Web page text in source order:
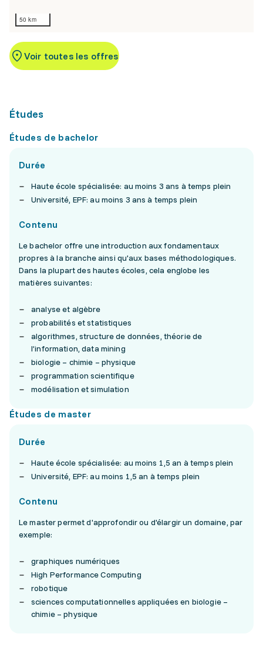
50 km
Voir toutes les offres
Études
Études de bachelor
Durée
Haute école spécialisée: au moins 3 ans à temps plein
Université, EPF: au moins 3 ans à temps plein
Contenu
Le bachelor offre une introduction aux fondamentaux
propres à la branche ainsi qu'aux bases méthodologiques.
Dans la plupart des hautes écoles, cela englobe les
matières suivantes:
analyse et algèbre
probabilités et statistiques
algorithmes, structure de données, théorie de
l’information, data mining
biologie – chimie – physique
programmation scientifique
modélisation et simulation
Études de master
Durée
Haute école spécialisée: au moins 1,5 an à temps plein
Université, EPF: au moins 1,5 an à temps plein
Contenu
Le master permet d'approfondir ou d'élargir un domaine, par
exemple:
graphiques numériques
High Performance Computing
robotique
sciences computationnelles appliquées en biologie –
chimie – physique